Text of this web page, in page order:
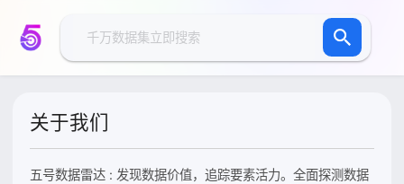
关于我们
五号数据雷达 : 发现数据价值，追踪要素活力。全面探测数据